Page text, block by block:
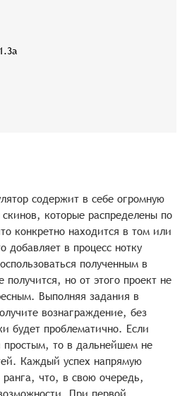
1.3a
содержит в себе огромную
которые распределены по
конкретно находится в том или
в процесс нотку
полученным в
но от этого проект не
Выполняя задания в
вознаграждение, без
будет проблематично. Если
простым, то в дальнейшем не
Каждый успех напрямую
что, в свою очередь,
При первой